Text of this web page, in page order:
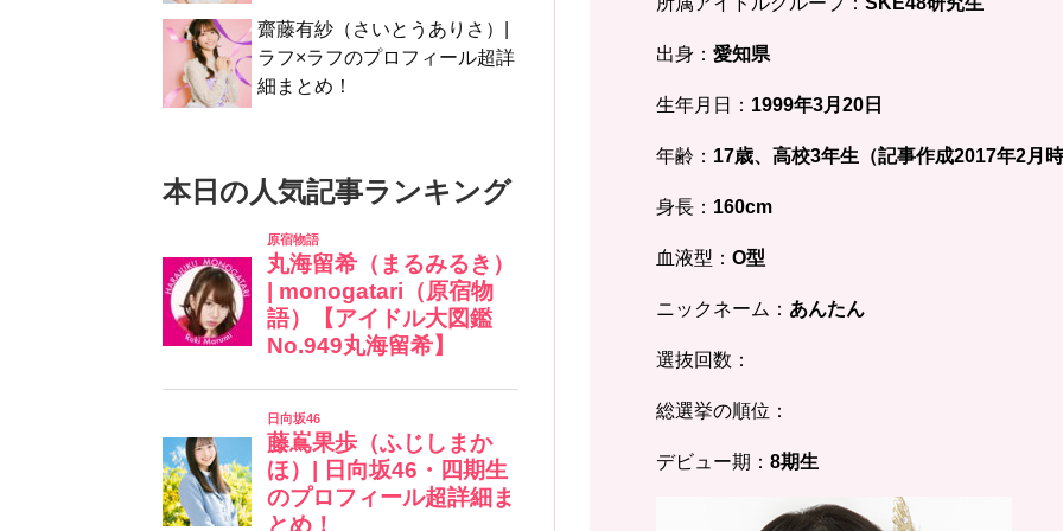
出身： 愛知県
生年月日： 1999年3月20日
年齢： 17歳、高校3年生（記事作成2017年2月
身長： 160cm
血液型： O型
ニックネーム： あんたん
選抜回数：
総選挙の順位：
デビュー期： 8期生
齋藤有紗（さいとうありさ）|
ラフ×ラフのプロフィール超詳
細まとめ！
本日の人気記事ランキング